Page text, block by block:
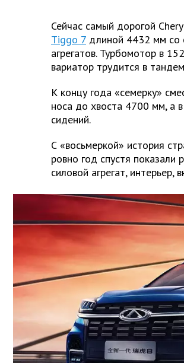
Сейчас самый дорогой
Tiggo 7 длиной 4432 мм со
агрегатов. Турбомотор в
вариатор трудится в
К концу года «семерку»
носа до хвоста 4700 мм, а
сидений.
С «восьмеркой» история
ровно год спустя показали
силовой агрегат, интерьер,